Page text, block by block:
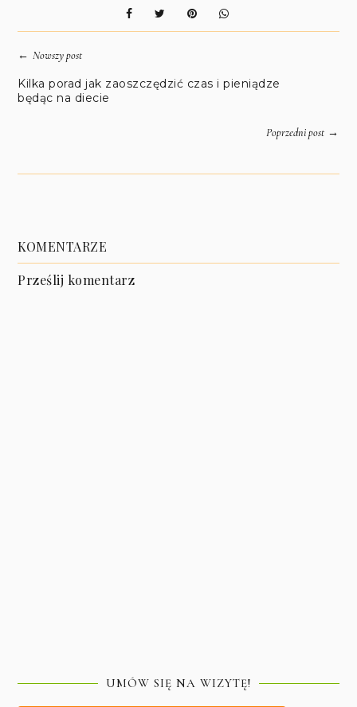
←Nowszy post
Kilka porad jak zaoszczędzić czas i pieniądze
będąc na diecie
Poprzedni post→
KOMENTARZE
Prześlij komentarz
UMÓW SIĘ NA WIZYTĘ!